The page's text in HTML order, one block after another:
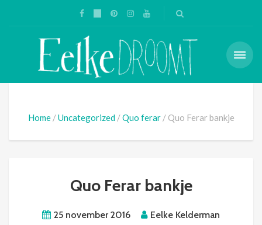
Home Uncategorized Quo ferar Quo Ferar bankje
Quo Ferar bankje
25 november 2016 Eelke Kelderman